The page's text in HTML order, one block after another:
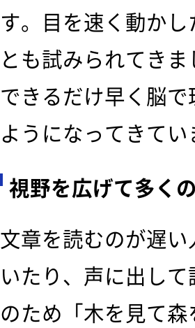
す。目を速く動か
とも試みられてき
できるだけ早く脳
ようになってきてい
視野を広げて多く
文章を読むのが遅
いたり、声に出し
のため「木を見て